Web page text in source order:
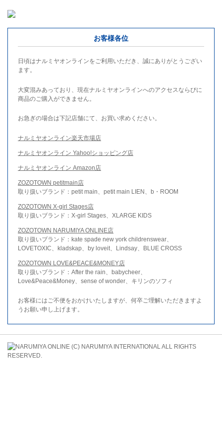
お客様各位
日頃はナルミヤオンラインをご利用いただき、誠にありがとうござい
ます。
大変混みあっており、現在ナルミヤオンラインへのアクセスならびに
商品のご購入ができません。
お急ぎの場合は下記店舗にて、お買い求めください。
ナルミヤオンライン楽天市場店
ナルミヤオンライン Yahoo!ショッピング店
ナルミヤオンライン Amazon店
ZOZOTOWN petitmain店
取り扱いブランド：petit main、petit main LIEN、b・ROOM
ZOZOTOWN X-girl Stages店
取り扱いブランド：X-girl Stages、XLARGE KIDS
ZOZOTOWN NARUMIYA ONLINE店
取り扱いブランド：kate spade new york childrenswear、
LOVETOXIC、kladskap、by loveit、Lindsay、BLUE CROSS
ZOZOTOWN LOVE&PEACE&MONEY店
取り扱いブランド：After the rain、babycheer、
Love&Peace&Money、sense of wonder、キリンのソフィ
お客様にはご不便をおかけいたしますが、何卒ご理解いただきますよ
うお願い申し上げます。